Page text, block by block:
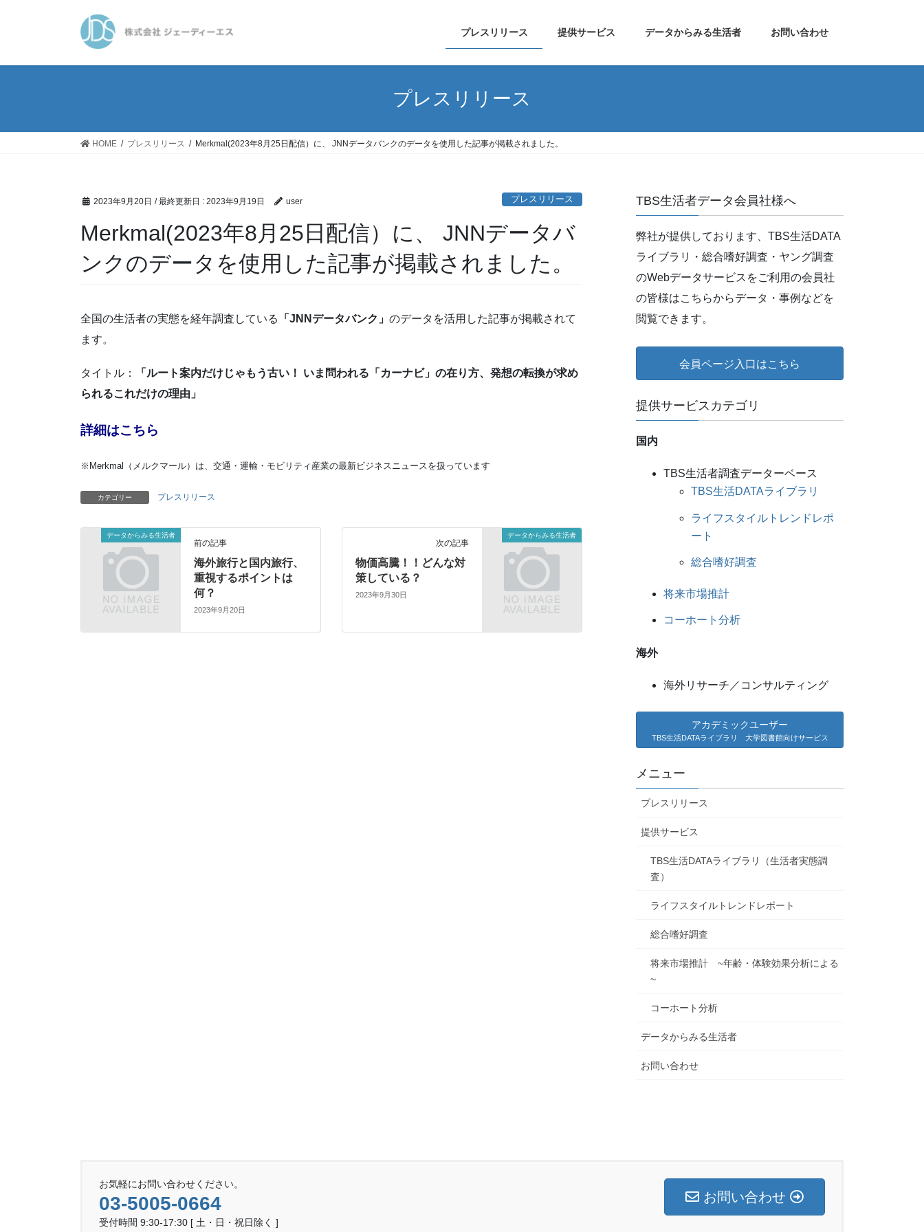
プレスリリース 提供サービス データからみる生活者 お問い合わせ
プレスリリース
HOME プレスリリース Merkmal(2023年8月25日配信）に、 JNNデータバンクのデータを使用した記事が掲載されました。
2023年9月20日 / 最終更新日 : 2023年9月19日 user プレスリリース
Merkmal(2023年8月25日配信）に、 JNNデータバ
ンクのデータを使用した記事が掲載されました。
全国の生活者の実態を経年調査している 「JNNデータバンク」 のデータを活用した記事が掲載されて
ます。
タイトル： 「 ルート案内だけじゃもう古い！ いま問われる「カーナビ」の在り方、発想の転換が求め
られるこれだけの理由 」
詳細はこちら
※Merkmal（メルクマール）は、交通・運輸・モビリティ産業の最新ビジネスニュースを扱っています
カテゴリー プレスリリース
データからみる生活者
前の記事
海外旅行と国内旅行、
重視するポイントは
何？
2023年9月20日
データからみる生活者
次の記事
物価高騰！！どんな対
策している？
2023年9月30日
TBS生活者データ会員社様へ
弊社が提供しております、TBS生活DATA
ライブラリ・総合嗜好調査・ヤング調査
のWebデータサービスをご利用の会員社
の皆様はこちらからデータ・事例などを
閲覧できます。
会員ページ入口はこちら
提供サービスカテゴリ
国内
TBS生活者調査データーベース
TBS生活DATAライブラリ
ライフスタイルトレンドレポ
ート
総合嗜好調査
将来市場推計
コーホート分析
海外
海外リサーチ／コンサルティング
アカデミックユーザー
TBS生活DATAライブラリ 大学図書館向けサービス
メニュー
プレスリリース
提供サービス
TBS生活DATAライブラリ（生活者実態調
査）
ライフスタイルトレンドレポート
総合嗜好調査
将来市場推計 ~年齢・体験効果分析による
~
コーホート分析
データからみる生活者
お問い合わせ
お気軽にお問い合わせください。
03-5005-0664
受付時間 9:30-17:30 [ 土・日・祝日除く ]
お問い合わせ